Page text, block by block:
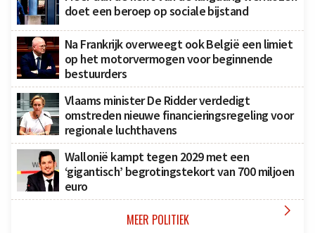
doet een beroep op sociale bijstand
Na Frankrijk overweegt ook België een limiet
op het motorvermogen voor beginnende
bestuurders
Vlaams minister De Ridder verdedigt
omstreden nieuwe financieringsregeling voor
regionale luchthavens
Wallonië kampt tegen 2029 met een
‘gigantisch’ begrotingstekort van 700 miljoen
euro
MEER POLITIEK 